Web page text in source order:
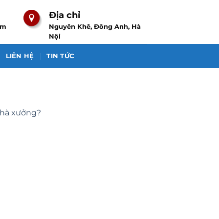
Địa chỉ
Nguyên Khê, Đông Anh, Hà
Nội
LIÊN HỆ TIN TỨC
xưởng?